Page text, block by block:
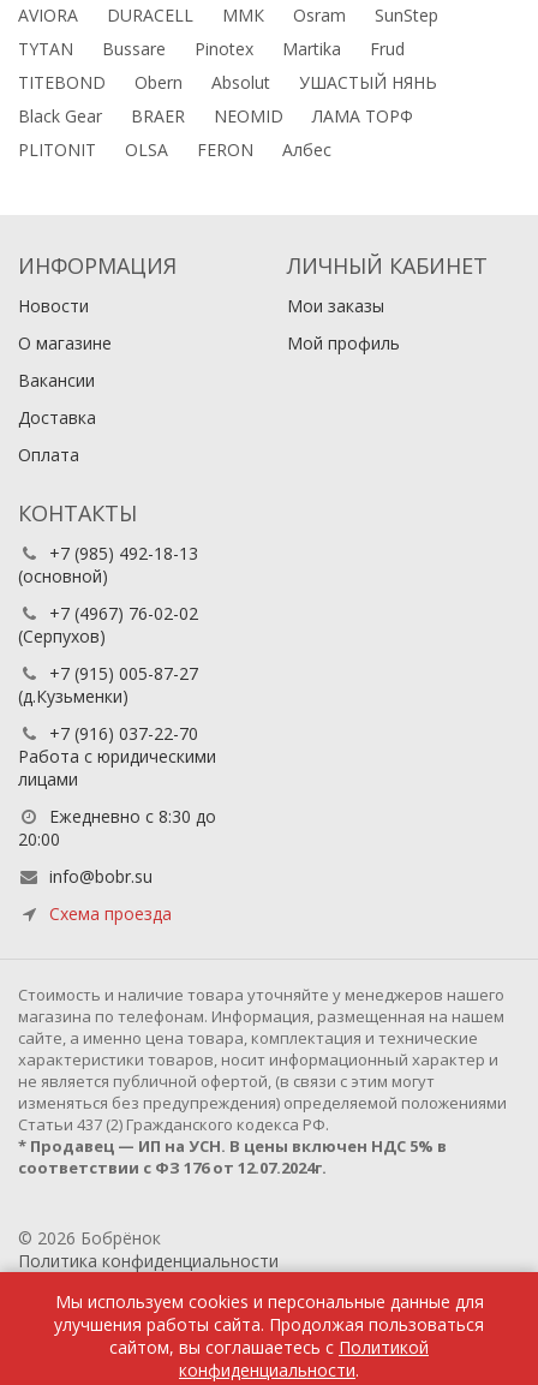
AVIORA
DURACELL ММК Osram
SunStep
TYTAN
Bussare Pinotex Martika
Frud
TITEBOND
Obern Absolut
УШАСТЫЙ НЯНЬ
Black Gear
BRAER NEOMID
ЛАМА ТОРФ
PLITONIT
OLSA FERON Албес
ИНФОРМАЦИЯ
Новости
О магазине
Вакансии
Доставка
Оплата
ЛИЧНЫЙ КАБИНЕТ
Мои заказы
Мой профиль
КОНТАКТЫ
+7 (985) 492-18-13
(основной)
+7 (4967) 76-02-02
(Серпухов)
+7 (915) 005-87-27
(д.Кузьменки)
+7 (916) 037-22-70
Работа с юридическими
лицами
Ежедневно с 8:30 до
20:00
info@bobr.su
Схема проезда
Мы используем cookies и персональные данные для
улучшения работы сайта. Продолжая пользоваться
сайтом, вы соглашаетесь с Политикой
конфиденциальности.
Cтоимость и наличие товара уточняйте у менеджеров нашего
магазина по телефонам. Информация, размещенная на нашем
сайте, а именно цена товара, комплектация и технические
характеристики товаров, носит информационный характер и
не является публичной офертой, (в связи с этим могут
изменяться без предупреждения) определяемой положениями
Статьи 437 (2) Гражданского кодекса РФ.
* Продавец — ИП на УСН. В цены включен НДС 5% в
соответствии с ФЗ 176 от 12.07.2024г.
© 2026 Бобрёнок
Политика конфиденциальности
PixelBloom